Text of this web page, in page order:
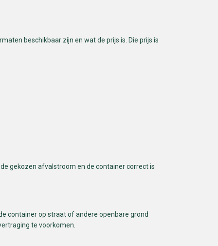
beschikbaar zijn en wat de prijs is. Die prijs is
gekozen afvalstroom en de container correct is
container op straat of andere openbare grond
te voorkomen.